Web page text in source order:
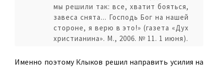
мы решили так: все, хватит бояться,
завеса снята... Господь Бог на нашей
стороне, я верю в это!» (газета «Дух
христианина». М., 2006. № 11. 1 июня).
Именно поэтому Клыков решил направить усилия на